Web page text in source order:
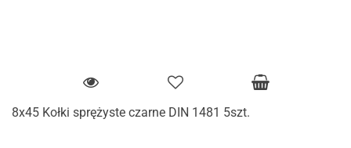
8x45 Kołki sprężyste czarne DIN 1481 5szt.